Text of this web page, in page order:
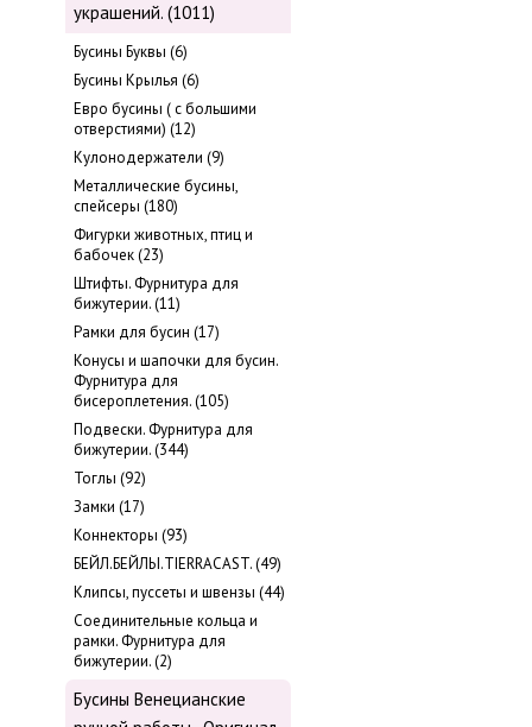
украшений. (1011)
Бусины Буквы (6)
Бусины Крылья (6)
Евро бусины ( с большими
отверстиями) (12)
Кулонодержатели (9)
Металлические бусины,
cпейсеры (180)
Фигурки животных, птиц и
бабочек (23)
Штифты. Фурнитура для
бижутерии. (11)
Рамки для бусин (17)
Конусы и шапочки для бусин.
Фурнитура для
бисероплетения. (105)
Подвески. Фурнитура для
бижутерии. (344)
Тоглы (92)
Замки (17)
Коннекторы (93)
БЕЙЛ.БЕЙЛЫ.TIERRACAST. (49)
Клипсы, пуссеты и швензы (44)
Соединительные кольца и
рамки. Фурнитура для
бижутерии. (2)
Бусины Венецианские